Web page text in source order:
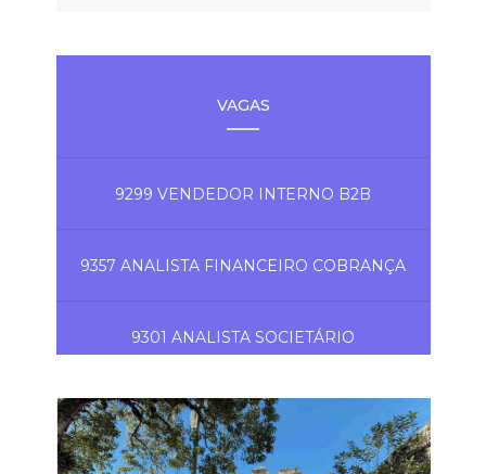
VAGAS
9299 VENDEDOR INTERNO B2B
9357 ANALISTA FINANCEIRO COBRANÇA
9301 ANALISTA SOCIETÁRIO